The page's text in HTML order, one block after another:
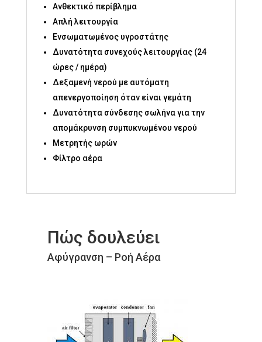
Ανθεκτικό περίβλημα
Απλή λειτουργία
Ενσωματωμένος υγροστάτης
Δυνατότητα συνεχούς λειτουργίας (24
ώρες / ημέρα)
Δεξαμενή νερού με αυτόματη
απενεργοποίηση όταν είναι γεμάτη
Δυνατότητα σύνδεσης σωλήνα για την
απομάκρυνση συμπυκνωμένου νερού
Μετρητής ωρών
Φίλτρο αέρα
Πώς δουλεύει
Αφύγρανση – Ροή Αέρα